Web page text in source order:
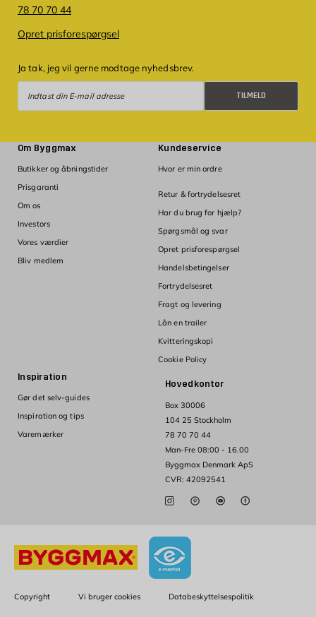
78 70 70 44
Opret prisforespørgsel
Ja tak, jeg vil gerne modtage nyhedsbrev.
TILMELD
Hovedkontor
Box 30006
104 25 Stockholm
78 70 70 44
Man-Fre 08:00 - 16.00
Byggmax Denmark ApS
CVR: 42092541
Om Byggmax
Butikker og åbningstider
Prisgaranti
Om os
Investors
Vores værdier
Bliv medlem
Kundeservice
Hvor er min ordre
Retur & fortrydelsesret
Har du brug for hjælp?
Spørgsmål og svar
Opret prisforespørgsel
Handelsbetingelser
Fortrydelsesret
Fragt og levering
Lån en trailer
Kvitteringskopi
Cookie Policy
Inspiration
Gør det selv-guides
Inspiration og tips
Varemærker
Copyright Vi bruger cookies Databeskyttelsespolitik